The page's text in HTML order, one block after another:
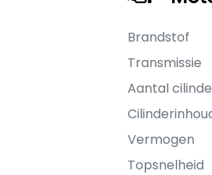
Brandstof
Transmissie
Aantal
Vermogen
Topsnelheid